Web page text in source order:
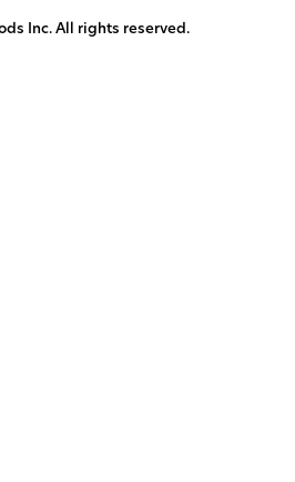
Inc. All rights reserved.